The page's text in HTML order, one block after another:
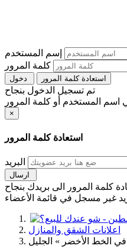
إسم المستخدم
كلمة المرور
استعادة كلمة المرور
تم تسجيل الدخول بنجاح
×
استعادة كلمة المرور
البريد
غير مسجل في قائمة الأعضاء
اعلانات الشقق والمنازل
الخط الأخضر » الجليل